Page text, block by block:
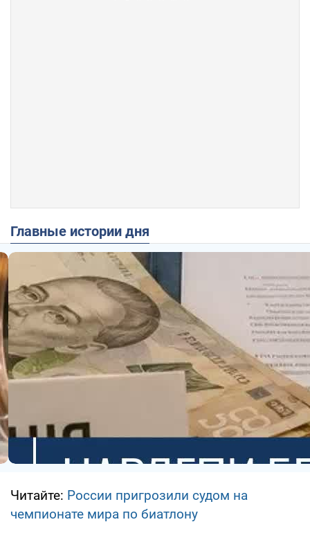
Главные истории дня
Читайте: России пригрозили судом на
чемпионате мира по биатлону